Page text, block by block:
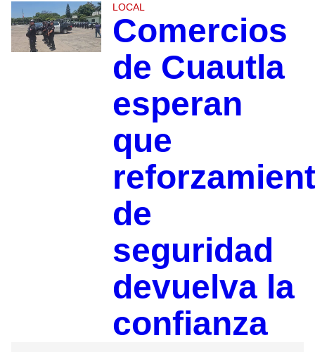
LOCAL
Comercios
de Cuautla
esperan
que
de
seguridad
devuelva la
confianza